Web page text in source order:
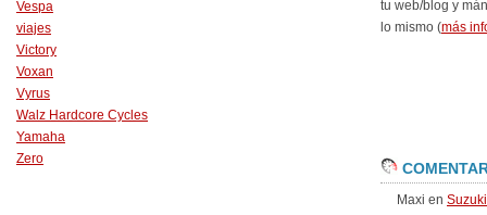
Vespa
viajes
Victory
Voxan
Vyrus
Walz Hardcore Cycles
Yamaha
Zero
tu web/blog y
lo mismo (más
Maxi en